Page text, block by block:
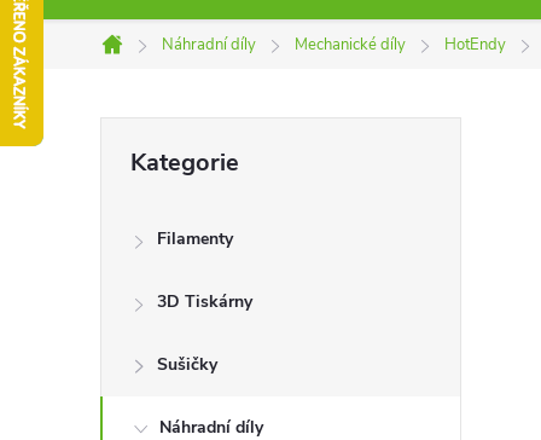
Domů
Náhradní díly Mechanické díly HotEndy
r
kategorie
Kategorie
Filamenty
3D Tiskárny
Sušičky
Náhradní díly